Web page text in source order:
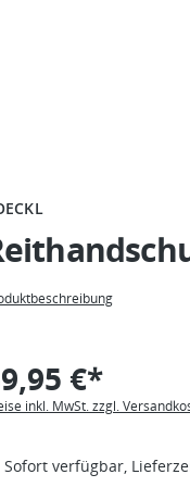
€*
inkl. MwSt. zzgl.
Sofort verfügbar,